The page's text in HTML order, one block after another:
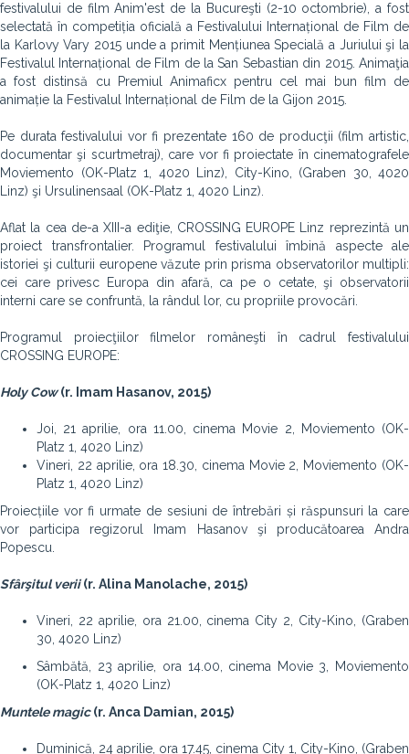
festivalului de film Anim'est de la Bucureşti (2-10 octombrie), a fost
selectată în competiția oficială a Festivalului Internațional de Film de
la Karlovy Vary 2015 unde a primit Mențiunea Specială a Juriului şi la
Festivalul Internațional de Film de la San Sebastian din 2015. Animaţia
a fost distinsă cu Premiul Animaficx pentru cel mai bun film de
animație la Festivalul Internațional de Film de la Gijon 2015.
Pe durata festivalului vor fi prezentate 160 de producţii (film artistic,
documentar şi scurtmetraj), care vor fi proiectate în cinematografele
Moviemento (OK-Platz 1, 4020 Linz), City-Kino, (Graben 30, 4020
Linz) şi Ursulinensaal (OK-Platz 1, 4020 Linz).
Aflat la cea de-a XIII-a ediţie, CROSSING EUROPE Linz reprezintă un
proiect transfrontalier. Programul festivalului îmbină aspecte ale
istoriei şi culturii europene văzute prin prisma observatorilor multipli:
cei care privesc Europa din afară, ca pe o cetate, şi observatorii
interni care se confruntă, la rândul lor, cu propriile provocări.
Programul proiecţiilor filmelor româneşti în cadrul festivalului
CROSSING EUROPE:
Holy Cow(r. Imam Hasanov, 2015)
Joi, 21 aprilie, ora 11.00, cinema Movie 2, Moviemento (OK-
Platz 1, 4020 Linz)
Vineri, 22 aprilie, ora 18.30, cinema Movie 2, Moviemento (OK-
Platz 1, 4020 Linz)
Proiecțiile vor fi urmate de sesiuni de întrebări și răspunsuri la care
vor participa regizorul Imam Hasanov şi producătoarea Andra
Popescu.
Sfârşitul verii(r. Alina Manolache, 2015)
Vineri, 22 aprilie, ora 21.00, cinema City 2, City-Kino, (Graben
30, 4020 Linz)
Sâmbătă, 23 aprilie, ora 14.00, cinema Movie 3, Moviemento
(OK-Platz 1, 4020 Linz)
Muntele magic(r. Anca Damian, 2015)
Duminică, 24 aprilie, ora 17.45, cinema City 1, City-Kino, (Graben